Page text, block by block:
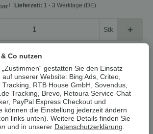
Lieferzeit: 1 - 3 Werktage (DE)
Stk
In den Warenkorb
Cookies erlauben
& Leuchten
Co nutzen
gestatten Sie den Einsatz
unserer Website: Bing Ads, Criteo,
RTB House GmbH, Sovendus,
Tracking, Brevo, Retoura Service-Chat
PayPal Express Checkout und
können die Einstellung jederzeit ändern
links unten). Weitere Details finden Sie
und in unserer Datenschutzerklärung